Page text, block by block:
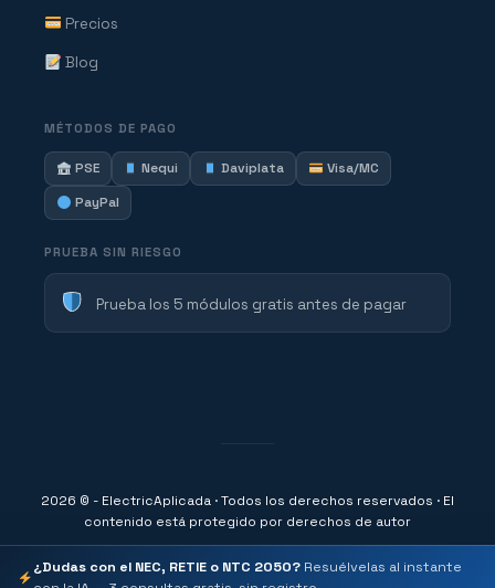
Precios
Blog
MÉTODOS DE PAGO
PSE Nequi Daviplata
Visa/MC
PayPal
PRUEBA SIN RIESGO
Prueba los 5 módulos gratis antes de pagar
2026 © - ElectricAplicada · Todos los derechos reservados · El
contenido está protegido por derechos de autor
¿Dudas con el NEC, RETIE o NTC 2050? Resuélvelas al instante